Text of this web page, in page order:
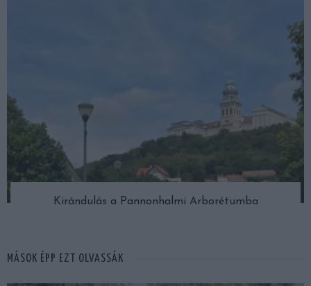
Kirándulás a Pannonhalmi Arborétumba
MÁSOK ÉPP EZT OLVASSÁK